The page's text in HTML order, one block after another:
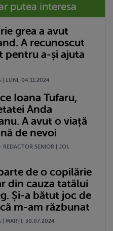
putea interesa
grea a avut
A recunoscut
pentru a-și ajuta
| LUNI, 04.11.2024
Ioana Tufaru,
Anda
A avut o viață
de nevoi
REDACTOR SENIOR | JOI,
de o copilărie
din cauza tatălui
Și-a bătut joc de
m-am răzbunat
| MARŢI, 30.07.2024